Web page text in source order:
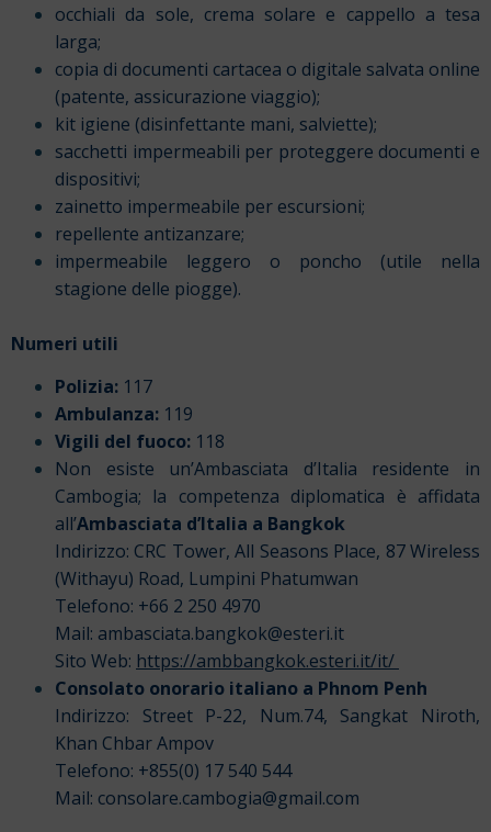
occhiali da sole, crema solare e cappello a tesa
larga;
copia di documenti cartacea o digitale salvata online
(patente, assicurazione viaggio);
kit igiene (disinfettante mani, salviette);
sacchetti impermeabili per proteggere documenti e
dispositivi;
zainetto impermeabile per escursioni;
repellente antizanzare;
impermeabile leggero o poncho (utile nella
stagione delle piogge).
Numeri utili
Polizia: 117
Ambulanza: 119
Vigili del fuoco: 118
Non esiste un’Ambasciata d’Italia residente in
Cambogia; la competenza diplomatica è affidata
all’Ambasciata d’Italia a Bangkok
Indirizzo: CRC Tower, All Seasons Place, 87 Wireless
(Withayu) Road, Lumpini Phatumwan
Telefono: +66 2 250 4970
Mail: ambasciata.bangkok@esteri.it
Sito Web: https://ambbangkok.esteri.it/it/
Consolato onorario italiano a Phnom Penh
Indirizzo: Street P-22, Num.74, Sangkat Niroth,
Khan Chbar Ampov
Telefono: +855(0) 17 540 544
Mail: consolare.cambogia@gmail.com